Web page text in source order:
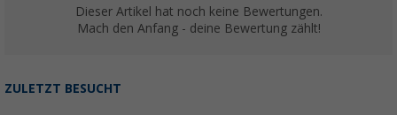
Dieser Artikel hat noch keine Bewertungen.
Mach den Anfang - deine Bewertung zählt!
ZULETZT BESUCHT